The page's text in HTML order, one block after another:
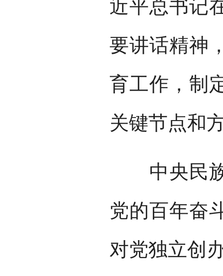
近平总书记
要讲话精神
育工作，制
关键节点和
中央民族
党的百年奋
对党独立创